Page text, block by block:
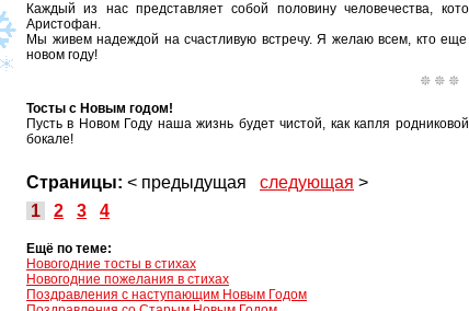
Каждый из нас представляет собой половину человечества,
Аристофан.
Мы живем надеждой на счастливую встречу. Я желаю всем, кто
новом году!
Тосты с Новым годом!
Пусть в Новом Году наша жизнь будет чистой, как капля
бокале!
Страницы: < предыдущая следующая >
1
2 3 4
Ещё по теме:
Новогодние тосты в стихах
Новогодние пожелания в стихах
Поздравления с наступающим Новым Годом